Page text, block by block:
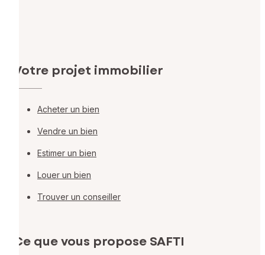
Votre projet immobilier
Acheter un bien
Vendre un bien
Estimer un bien
Louer un bien
Trouver un conseiller
Ce que vous propose SAFTI